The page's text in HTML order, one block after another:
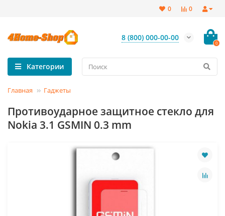
0
0
8 (800) 000-00-00
0
Категории
Главная Гаджеты
Противоударное защитное стекло для
Nokia 3.1 GSMIN 0.3 mm